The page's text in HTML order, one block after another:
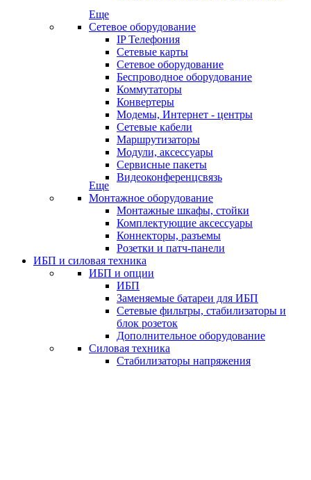
Еще
Сетевое оборудование
IP Телефония
Сетевые карты
Сетевое оборудование
Беспроводное оборудование
Коммутаторы
Конвертеры
Модемы, Интернет - центры
Сетевые кабели
Маршрутизаторы
Модули, аксессуары
Сервисные пакеты
Видеоконференцсвязь
Еще
Монтажное оборудование
Монтажные шкафы, стойки
Комплектующие аксессуары
Коннекторы, разъемы
Розетки и патч-панели
ИБП и силовая техника
ИБП и опции
ИБП
Заменяемые батареи для ИБП
Сетевые фильтры, стабилизаторы и
блок розеток
Дополнительное оборудование
Силовая техника
Стабилизаторы напряжения